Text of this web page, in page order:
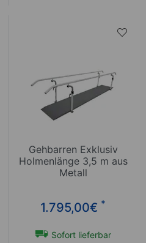
Gehbarren Exklusiv
Holmenlänge 3,5 m aus
Metall
1.795,00€ *
Sofort lieferbar